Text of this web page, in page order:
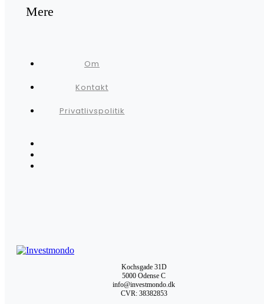
Mere
Om
Kontakt
Privatlivspolitik
Kochsgade 31D
5000 Odense C
info@investmondo.dk
CVR: 38382853